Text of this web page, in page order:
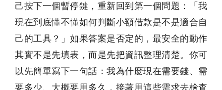
己按下一個暫停鍵，重新回到第一個問題：「我
現在到底懂不懂如何判斷小額借款是不是適合自
己的工具？」如果答案是否定的，最安全的動作
其實不是先填表，而是先把資訊整理清楚。你可
以先簡單寫下一句話：我為什麼現在需要錢、需
要多少、大概要用多久，接著用這些需求去檢查